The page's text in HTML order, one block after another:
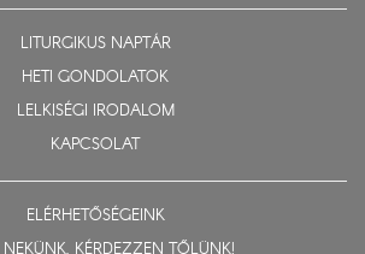
LITURGIKUS NAPTÁR
HETI GONDOLATOK
LELKISÉGI IRODALOM
KAPCSOLAT
ELÉRHETŐSÉGEINK